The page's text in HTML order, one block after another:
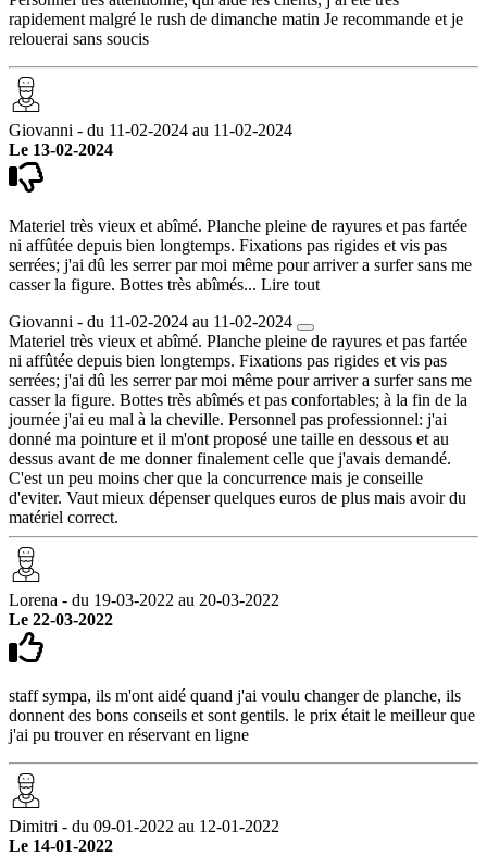
rapidement malgré le rush de dimanche matin Je recommande et je
relouerai sans soucis
Giovanni - du 11-02-2024 au 11-02-2024
Le 13-02-2024
Materiel très vieux et abîmé. Planche pleine de rayures et pas fartée
ni affûtée depuis bien longtemps. Fixations pas rigides et vis pas
serrées; j'ai dû les serrer par moi même pour arriver a surfer sans me
casser la figure. Bottes très abîmés... Lire tout
Giovanni - du 11-02-2024 au 11-02-2024
Materiel très vieux et abîmé. Planche pleine de rayures et pas fartée
ni affûtée depuis bien longtemps. Fixations pas rigides et vis pas
serrées; j'ai dû les serrer par moi même pour arriver a surfer sans me
casser la figure. Bottes très abîmés et pas confortables; à la fin de la
journée j'ai eu mal à la cheville. Personnel pas professionnel: j'ai
donné ma pointure et il m'ont proposé une taille en dessous et au
dessus avant de me donner finalement celle que j'avais demandé.
C'est un peu moins cher que la concurrence mais je conseille
d'eviter. Vaut mieux dépenser quelques euros de plus mais avoir du
matériel correct.
Lorena - du 19-03-2022 au 20-03-2022
Le 22-03-2022
staff sympa, ils m'ont aidé quand j'ai voulu changer de planche, ils
donnent des bons conseils et sont gentils. le prix était le meilleur que
j'ai pu trouver en réservant en ligne
Dimitri - du 09-01-2022 au 12-01-2022
Le 14-01-2022